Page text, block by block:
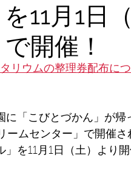
11月1日
開催！
リウムの整理券配布につ
に「こびとづかん」が帰
ームセンター」で開催
を11月1日（土）より開